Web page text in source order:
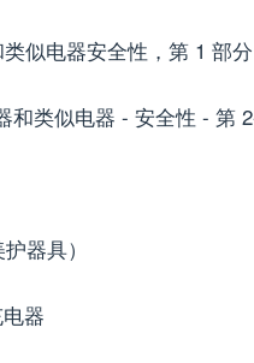
似电器安全性，第 1 部分
和类似电器 - 安全性 - 第
器具）
器